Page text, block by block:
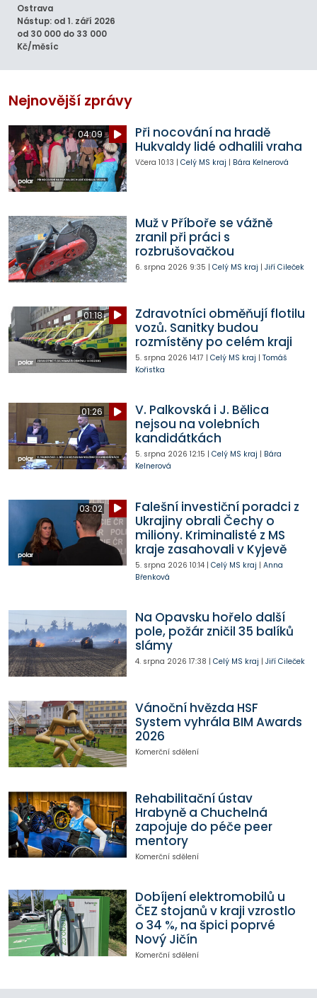
Ostrava
Nástup: od 1. září 2026
od 30 000 do 33 000
Kč/měsíc
Nejnovější zprávy
04:09
Při nocování na hradě
Hukvaldy lidé odhalili vraha
Včera 10:13 | Celý MS kraj | Bára Kelnerová
Muž v Příboře se vážně
zranil při práci s
rozbrušovačkou
6. srpna 2026 9:35 | Celý MS kraj | Jiří Cileček
01:18
Zdravotníci obměňují flotilu
vozů. Sanitky budou
rozmístěny po celém kraji
5. srpna 2026 14:17 | Celý MS kraj | Tomáš
Kořistka
01:26
V. Palkovská i J. Bělica
nejsou na volebních
kandidátkách
5. srpna 2026 12:15 | Celý MS kraj | Bára
Kelnerová
03:02
Falešní investiční poradci z
Ukrajiny obrali Čechy o
miliony. Kriminalisté z MS
kraje zasahovali v Kyjevě
5. srpna 2026 10:14| Celý MS kraj | Anna
Břenková
Na Opavsku hořelo další
pole, požár zničil 35 balíků
slámy
4. srpna 2026 17:38 | Celý MS kraj | Jiří Cileček
Vánoční hvězda HSF
System vyhrála BIM Awards
2026
Komerční sdělení
Rehabilitační ústav
Hrabyně a Chuchelná
zapojuje do péče peer
mentory
Komerční sdělení
Dobíjení elektromobilů u
ČEZ stojanů v kraji vzrostlo
o 34 %, na špici poprvé
Nový Jičín
Komerční sdělení